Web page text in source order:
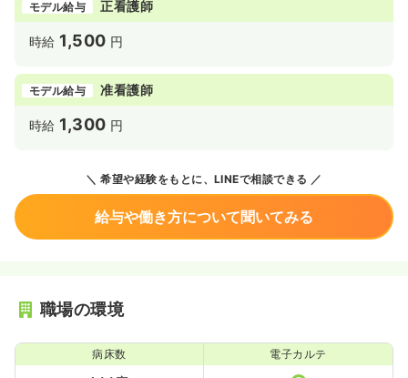
モデル給与 正看護師
時給 1,500 円
モデル給与 准看護師
時給 1,300 円
希望や経験をもとに、LINEで相談できる
給与や働き方について聞いてみる
職場の環境
病床数 電子カルテ